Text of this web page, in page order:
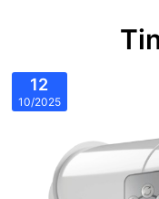
12
10/2025